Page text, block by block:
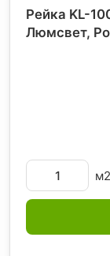
Рейка KL-
Люмсвет,
м2